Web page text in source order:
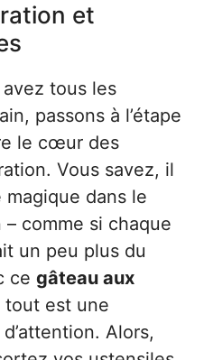
et
tous les
passons à l’étape
le cœur des
Vous savez, il
dans le
comme si chaque
un peu plus du
ce gâteau aux
tout est une
Alors,